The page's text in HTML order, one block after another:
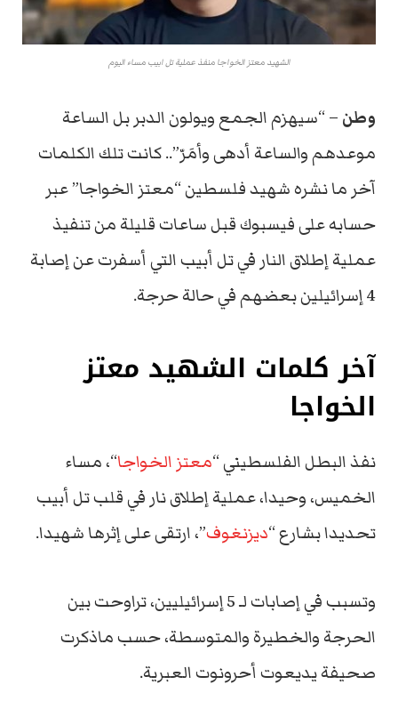
الشهيد معتز الخواجا منفذ عملية تل ابيب مساء اليوم
وطن – “سيهزم الجمع ويولون الدبر بل الساعة
موعدهم والساعة أدهى وأمَرّ”.. كانت تلك الكلمات
آخر ما نشره شهيد فلسطين “معتز الخواجا” عبر
حسابه على فيسبوك قبل ساعات قليلة من تنفيذ
عملية إطلاق النار في تل أبيب التي أسفرت عن إصابة
4 إسرائيلين بعضهم في حالة حرجة.
آخر كلمات الشهيد معتز
الخواجا
نفذ البطل الفلسطيني “معتز الخواجا“، مساء
الخميس، وحيدا، عملية إطلاق نار في قلب تل أبيب
تحديدا بشارع “ديزنغوف”، ارتقى على إثرها شهيدا.
وتسبب في إصابات لـ 5 إسرائيليين، تراوحت بين
الحرجة والخطيرة والمتوسطة، حسب ماذكرت
صحيفة يديعوت أحرونوت العبرية.